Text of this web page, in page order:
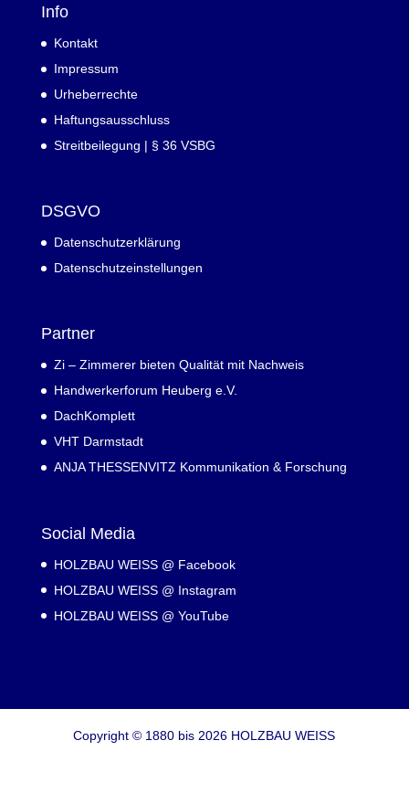
Info
Kontakt
Impressum
Urheberrechte
Haftungsausschluss
Streitbeilegung | § 36 VSBG
DSGVO
Datenschutzerklärung
Datenschutzeinstellungen
Partner
Zi – Zimmerer bieten Qualität mit Nachweis
Handwerkerforum Heuberg e.V.
DachKomplett
VHT Darmstadt
ANJA THESSENVITZ Kommunikation & Forschung
Social Media
HOLZBAU WEISS @ Facebook
HOLZBAU WEISS @ Instagram
HOLZBAU WEISS @ YouTube
Copyright © 1880 bis 2026 HOLZBAU WEISS